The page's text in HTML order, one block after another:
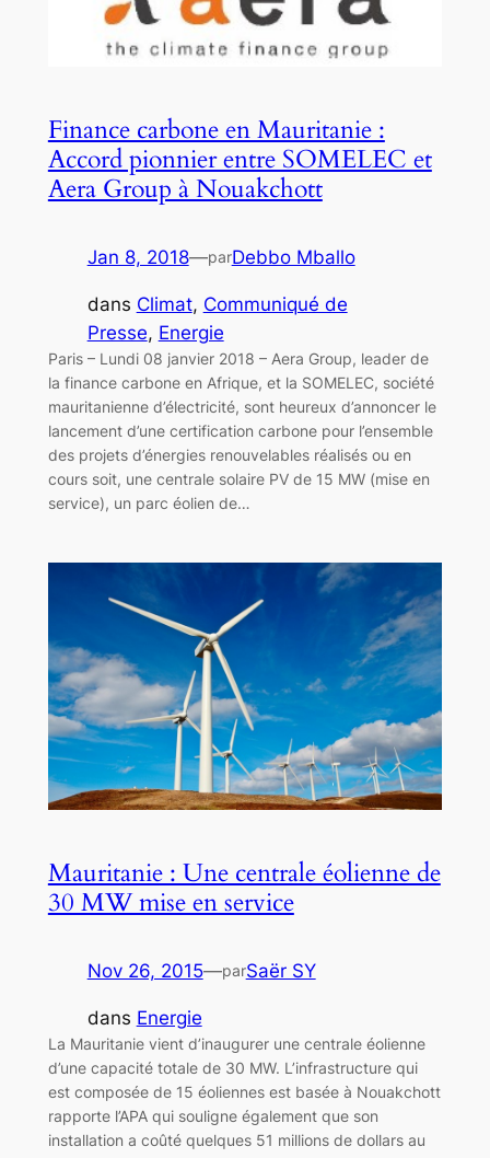
Finance carbone en Mauritanie :
Accord pionnier entre SOMELEC et
Aera Group à Nouakchott
Jan 8, 2018—parDebbo Mballo
dans Climat, Communiqué de
Presse, Energie
Paris – Lundi 08 janvier 2018 – Aera Group, leader de
la finance carbone en Afrique, et la SOMELEC, société
mauritanienne d’électricité, sont heureux d’annoncer le
lancement d’une certification carbone pour l’ensemble
des projets d’énergies renouvelables réalisés ou en
cours soit, une centrale solaire PV de 15 MW (mise en
service), un parc éolien de…
Mauritanie : Une centrale éolienne de
30 MW mise en service
Nov 26, 2015—parSaër SY
dans Energie
La Mauritanie vient d’inaugurer une centrale éolienne
d’une capacité totale de 30 MW. L’infrastructure qui
est composée de 15 éoliennes est basée à Nouakchott
rapporte l’APA qui souligne également que son
installation a coûté quelques 51 millions de dollars au